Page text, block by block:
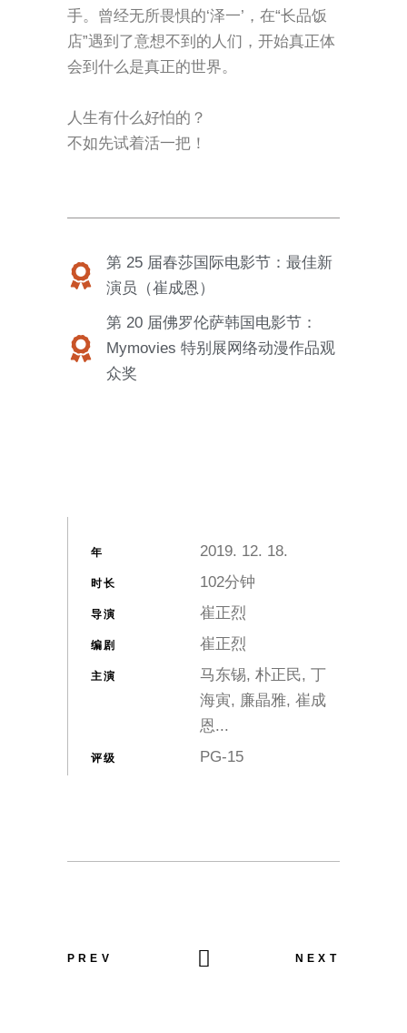
手。曾经无所畏惧的‘泽一’，在“长品饭
店”遇到了意想不到的人们，开始真正体
会到什么是真正的世界。
人生有什么好怕的？
不如先试着活一把！
第 25 届春莎国际电影节：最佳新
演员（崔成恩）
第 20 届佛罗伦萨韩国电影节：
Mymovies 特别展网络动漫作品观
众奖
年 2019. 12. 18.
时长 102分钟
导演 崔正烈
编剧 崔正烈
主演
马东锡, 朴正民, 丁
海寅, 廉晶雅, 崔成
恩...
评级 PG-15
PREV NEXT